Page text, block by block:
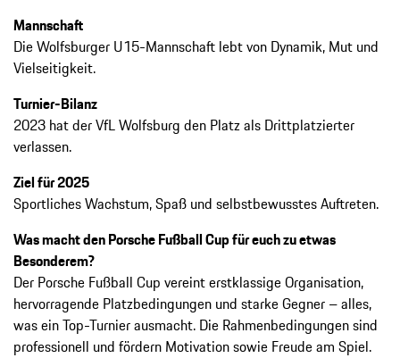
Mannschaft
Die Wolfsburger U15-Mannschaft lebt von Dynamik, Mut und
Vielseitigkeit.
Turnier-Bilanz
2023 hat der VfL Wolfsburg den Platz als Drittplatzierter
verlassen.
Ziel für 2025
Sportliches Wachstum, Spaß und selbstbewusstes Auftreten.
Was macht den Porsche Fußball Cup für euch zu etwas
Besonderem?
Der Porsche Fußball Cup vereint erstklassige Organisation,
hervorragende Platzbedingungen und starke Gegner – alles,
was ein Top-Turnier ausmacht. Die Rahmenbedingungen sind
professionell und fördern Motivation sowie Freude am Spiel.